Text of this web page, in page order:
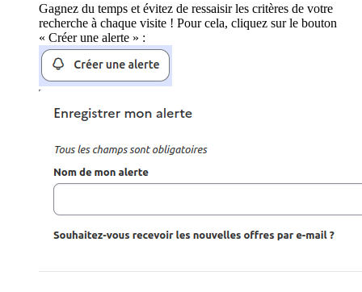
Gagnez du temps et évitez de ressaisir les critères de votre
recherche à chaque visite ! Pour cela, cliquez sur le bouton
« Créer une alerte » :